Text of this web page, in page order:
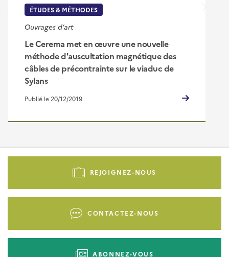
ÉTUDES & MÉTHODES
Ouvrages d’art
Le Cerema met en œuvre une nouvelle
méthode d'auscultation magnétique des
câbles de précontrainte sur le viaduc de
Sylans
Publié le 20/12/2019
Pied
-
REJOIGNEZ-NOUS
CONTACTEZ-NOUS
ABONNEZ-VOUS